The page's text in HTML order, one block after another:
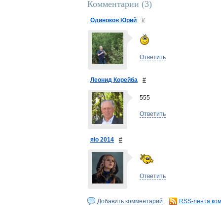
Комментарии (3)
Одиноков Юрий #
Ответить
Леонид Корейба #
555
Ответить
яlo 2014 #
Ответить
Добавить комментарий RSS-лента